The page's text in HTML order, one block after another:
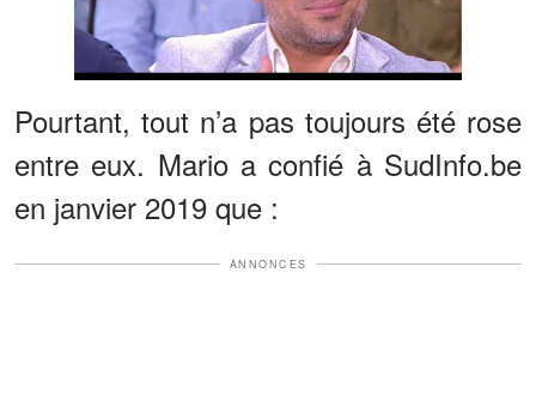
Pourtant, tout n’a pas toujours été rose
entre eux. Mario a confié à SudInfo.be
en janvier 2019 que :
ANNONCES